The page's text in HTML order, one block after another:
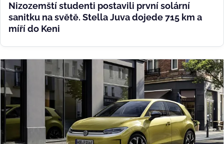
Nizozemští studenti postavili první solární
sanitku na světě. Stella Juva dojede 715 km a
míří do Keni